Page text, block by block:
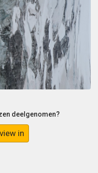
deelgenomen?
in